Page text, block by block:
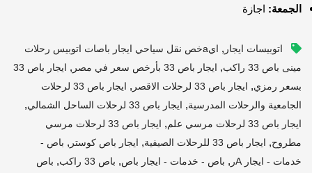
الجمعة: اجازة
اتوبيسات ايجار ,
ايaخص نقل سياحي ايجار باصات اتوبيس رحلات
مينى باص 33 راكب
, ايجار باص 33 بأرخص سعر في مصر ,
ايجار باص 33
بسعر رمزي, ايجار باص 33 لرحلات الاقصر ,
ايجار باص 33 لرحلات
الجامعية والرحلات المدرسية, ايجار باص 33 لرحلات الساحل الشمالي ,
ايجار باص 33 لرحلات مرسي علم ,
ايجار باص 33 لرحلات مرسي
مطروح, ايجار باص 33 للرحلات الصيفية , ايجار باص كوستر , باص -
خدمات - ايجار Aر
, باص - خدمات - ايجار باص, باص 33 راكب , باص